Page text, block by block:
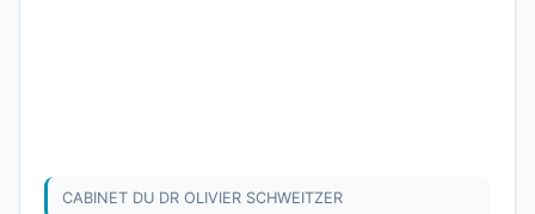
CABINET DU DR OLIVIER SCHWEITZER